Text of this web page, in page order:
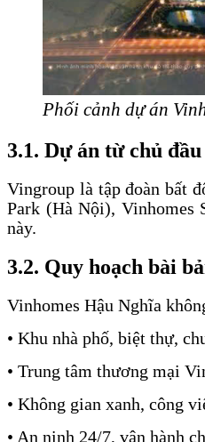
Phối cảnh dự án
3.1. Dự án từ chủ
Vingroup là tập đoàn bất
Park (Hà Nội), Vinhomes
này.
3.2. Quy hoạch bài
Vinhomes Hậu Nghĩa
• Khu nhà phố, biệt thự,
• Trung tâm thương mại
• Không gian xanh, công
• An ninh 24/7, vận hành